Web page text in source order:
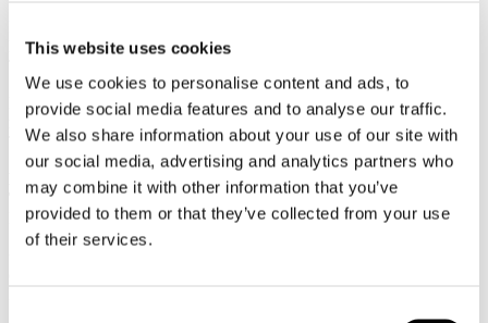
This website uses cookies
We use cookies to personalise content and ads, to
provide social media features and to analyse our traffic.
We also share information about your use of our site with
our social media, advertising and analytics partners who
may combine it with other information that you’ve
provided to them or that they’ve collected from your use
of their services.
Italiani assetati di cultura, conoscono più Parigi di Roma
Intesa Sanpaolo: un plafond di 350 milioni di euro per le
imprese ricettive del Triveneto
TTGITALIA
Le performance social delle regioni italiane nel turismo: la
Toscana batte tutti
EVEN REPORT